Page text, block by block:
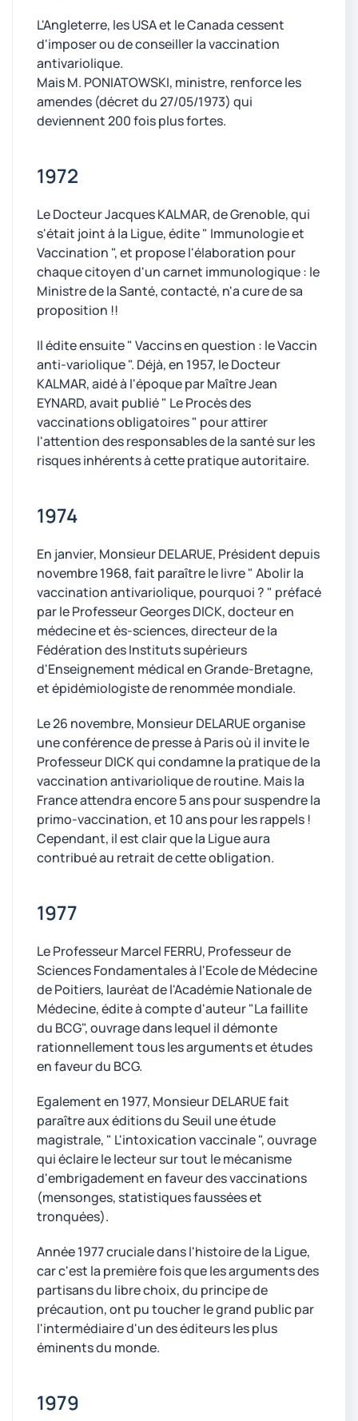
L'Angleterre, les USA et le Canada cessent
d'imposer ou de conseiller la vaccination
antivariolique.
Mais M. PONIATOWSKI, ministre, renforce les
amendes (décret du 27/05/1973) qui
deviennent 200 fois plus fortes.
1972
Le Docteur Jacques KALMAR, de Grenoble, qui
s'était joint à la Ligue, édite " Immunologie et
Vaccination ", et propose l'élaboration pour
chaque citoyen d'un carnet immunologique : le
Ministre de la Santé, contacté, n'a cure de sa
proposition !!
Il édite ensuite " Vaccins en question : le Vaccin
anti-variolique ". Déjà, en 1957, le Docteur
KALMAR, aidé à l'époque par Maître Jean
EYNARD, avait publié " Le Procès des
vaccinations obligatoires " pour attirer
l'attention des responsables de la santé sur les
risques inhérents à cette pratique autoritaire.
1974
En janvier, Monsieur DELARUE, Président depuis
novembre 1968, fait paraître le livre " Abolir la
vaccination antivariolique, pourquoi ? " préfacé
par le Professeur Georges DICK, docteur en
médecine et ès-sciences, directeur de la
Fédération des Instituts supérieurs
d'Enseignement médical en Grande-Bretagne,
et épidémiologiste de renommée mondiale.
Le 26 novembre, Monsieur DELARUE organise
une conférence de presse à Paris où il invite le
Professeur DICK qui condamne la pratique de la
vaccination antivariolique de routine. Mais la
France attendra encore 5 ans pour suspendre la
primo-vaccination, et 10 ans pour les rappels !
Cependant, il est clair que la Ligue aura
contribué au retrait de cette obligation.
1977
Le Professeur Marcel FERRU, Professeur de
Sciences Fondamentales à l'Ecole de Médecine
de Poitiers, lauréat de l'Académie Nationale de
Médecine, édite à compte d'auteur "La faillite
du BCG", ouvrage dans lequel il démonte
rationnellement tous les arguments et études
en faveur du BCG.
Egalement en 1977, Monsieur DELARUE fait
paraître aux éditions du Seuil une étude
magistrale, " L'intoxication vaccinale ", ouvrage
qui éclaire le lecteur sur tout le mécanisme
d'embrigadement en faveur des vaccinations
(mensonges, statistiques faussées et
tronquées).
Année 1977 cruciale dans l'histoire de la Ligue,
car c'est la première fois que les arguments des
partisans du libre choix, du principe de
précaution, ont pu toucher le grand public par
l'intermédiaire d'un des éditeurs les plus
éminents du monde.
1979